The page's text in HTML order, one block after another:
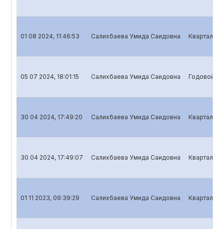
01 08 2024, 11:46:53 Салихбаева Умида Саидовна
05 07 2024, 18:01:15 Салихбаева Умида Саидовна Годовой
30 04 2024, 17:49:20 Салихбаева Умида Саидовна
30 04 2024, 17:49:07 Салихбаева Умида Саидовна
01 11 2023, 09:39:29 Салихбаева Умида Саидовна